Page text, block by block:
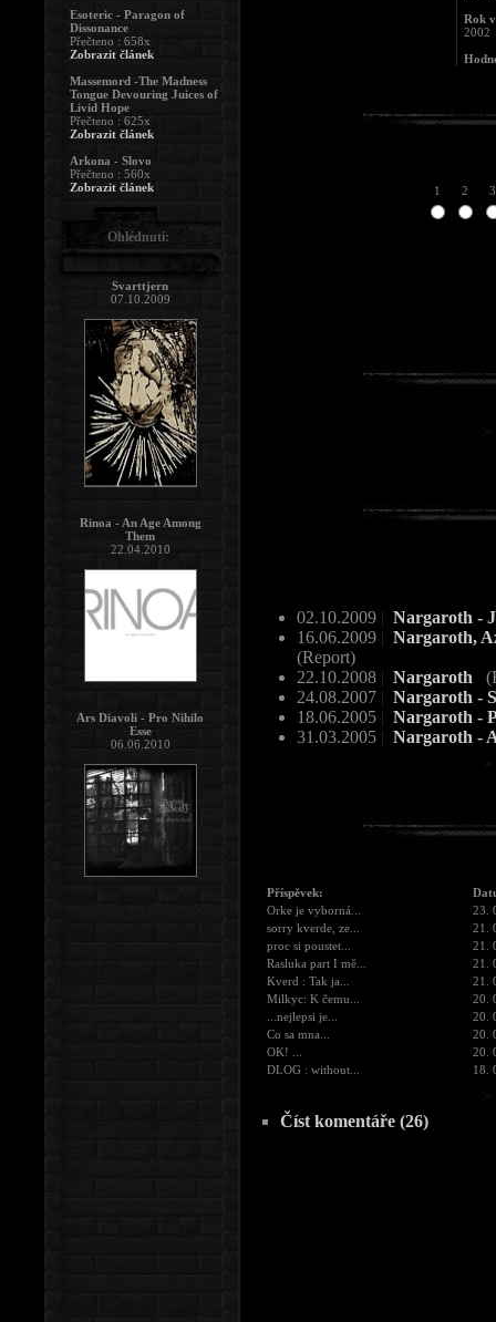
Rok
2002
1 2 3
02.10.2009 | Nargaroth -
16.06.2009 | Nargaroth,
(Report)
22.10.2008 | Nargaroth
24.08.2007 | Nargaroth -
18.06.2005 | Nargaroth -
31.03.2005 | Nargaroth -
Příspěvek:
Orke je vyborná...
23.
sorry kverde, ze...
21.
proc si poustet...
21.
Rasluka part I mě...
21.
Kverd : Tak ja...
21.
Milkyc: K čemu...
20.
...nejlepsi je...
20.
Co sa mna...
20.
OK! ...
20.
DLOG : without...
18.
Číst komentáře (26)
Esoteric - Paragon of
Dissonance
Přečteno : 658x
Zobrazit článek
Massemord -The Madness
Tongue Devouring Juices of
Livid Hope
Přečteno : 625x
Zobrazit článek
Arkona - Slovo
Přečteno : 560x
Zobrazit článek
Ohlédnutí:
Svarttjern
07.10.2009
Rinoa - An Age Among
Them
22.04.2010
Ars Diavoli - Pro Nihilo
Esse
06.06.2010